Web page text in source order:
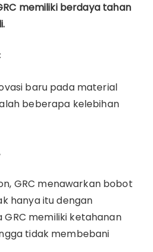
memiliki berdaya tahan
baru pada material
beberapa kelebihan
GRC menawarkan bobot
hanya itu dengan
memiliki ketahanan
tidak membebani